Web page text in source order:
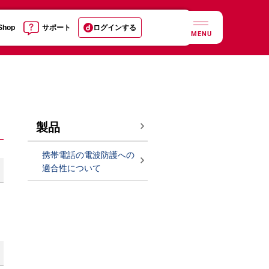
サポート ログインする
MENU
製品
携帯電話の電波防護への
適合性について